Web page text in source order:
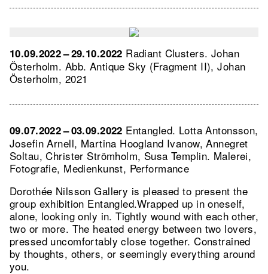
10.09.2022 – 29.10.2022 Radiant Clusters. Johan
Österholm. Abb. Antique Sky (Fragment II), Johan
Österholm, 2021
09.07.2022 – 03.09.2022 Entangled. Lotta Antonsson,
Josefin Arnell, Martina Hoogland Ivanow, Annegret
Soltau, Christer Strömholm, Susa Templin. Malerei,
Fotografie, Medienkunst, Performance
Dorothée Nilsson Gallery is pleased to present the
group exhibition Entangled.Wrapped up in oneself,
alone, looking only in. Tightly wound with each other,
two or more. The heated energy between two lovers,
pressed uncomfortably close together. Constrained
by thoughts, others, or seemingly everything around
you.